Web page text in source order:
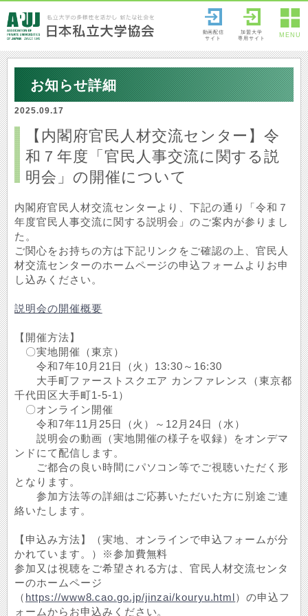
動画配信
サイト
加盟大学
専用サイト
MENU
お知らせ詳細
2025.09.17
【内閣府官民人材交流センター】令
和７年度「官民人事交流に関する説
明会」の開催について
内閣府官民人材交流センターより、下記の通り「令和７
年度官民人事交流に関する説明会」のご案内が参りまし
た。
ご関心をお持ちの方は下記リンクをご確認の上、官民人
材交流センターのホームページの申込フォームよりお申
し込みください。
説明会の開催概要
【開催方法】
〇実地開催（東京）
令和7年10月21日（火）13:30～16:30
大手町ファーストスクエア カンファレンス（東京都
千代田区大手町1-5-1）
〇オンライン開催
令和7年11月25日（火）～12月24日（水）
説明会の動画（実地開催の様子を収録）をオンデマ
ンドにて配信します。
ご都合の良い時間にパソコン等でご視聴いただく形
となります。
参加方法等の詳細はご応募いただいた方に別途ご連
絡いたします。
【申込み方法】（実地、オンラインで申込フォームが分
かれています。）※参加費無料
参加又は視聴をご希望される方は、官民人材交流センタ
ーのホームページ
（ https://www8.cao.go.jp/jinzai/kouryu.html）の申込フ
ォームからお申込みください。